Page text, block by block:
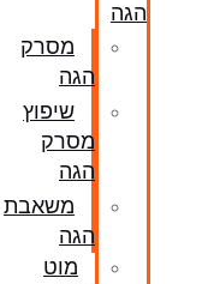
הגה
מסרק
הגה
שיפוץ
מסרק
הגה
משאבת
הגה
מוט